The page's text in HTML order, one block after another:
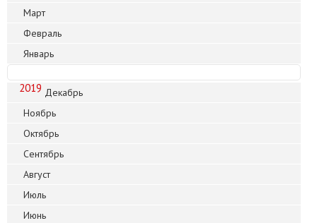
Март
Февраль
Январь
2019 Декабрь
Ноябрь
Октябрь
Сентябрь
Август
Июль
Июнь